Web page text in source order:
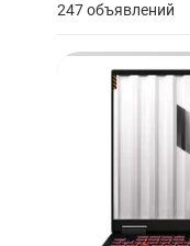
247 объявлений